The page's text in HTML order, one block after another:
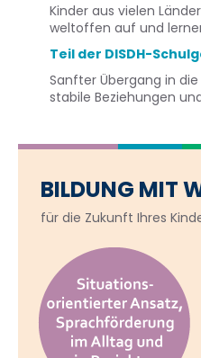
Kinder aus vielen
weltoffen auf und
Teil der DISDH-
Sanfter Übergang in
stabile Beziehungen
BILDUNG MIT
für die Zukunft Ihres